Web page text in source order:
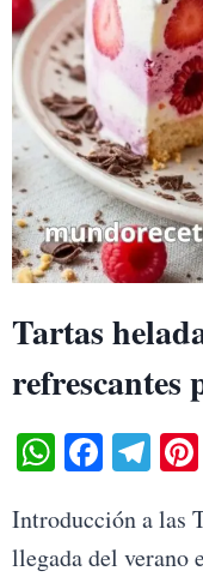
Tartas
refrescantes
Introducción a las
llegada del verano